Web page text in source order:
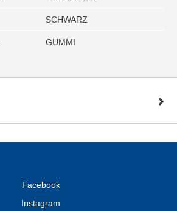
SCHWARZ
GUMMI
Facebook
Instagram